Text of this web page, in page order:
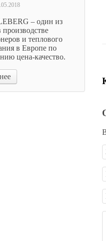
– один из
производстве
и теплового
в Европе по
цена-качество.